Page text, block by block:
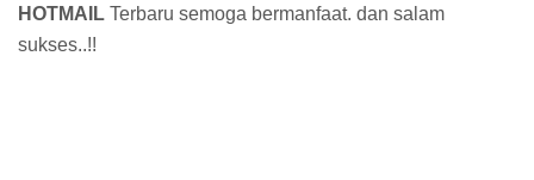
HOTMAIL Terbaru semoga bermanfaat. dan salam
sukses..!!